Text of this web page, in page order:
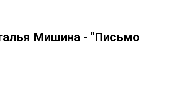
Мишина - "Письмо